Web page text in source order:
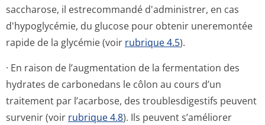
saccharose, il estrecommandé d'administrer, en cas
d'hypoglycémie, du glucose pour obtenir uneremontée
rapide de la glycémie (voir rubrique 4.5).
· En raison de l’augmentation de la fermentation des
hydrates de carbonedans le côlon au cours d’un
traitement par l’acarbose, des troublesdigestifs peuvent
survenir (voir rubrique 4.8). Ils peuvent s’améliorer